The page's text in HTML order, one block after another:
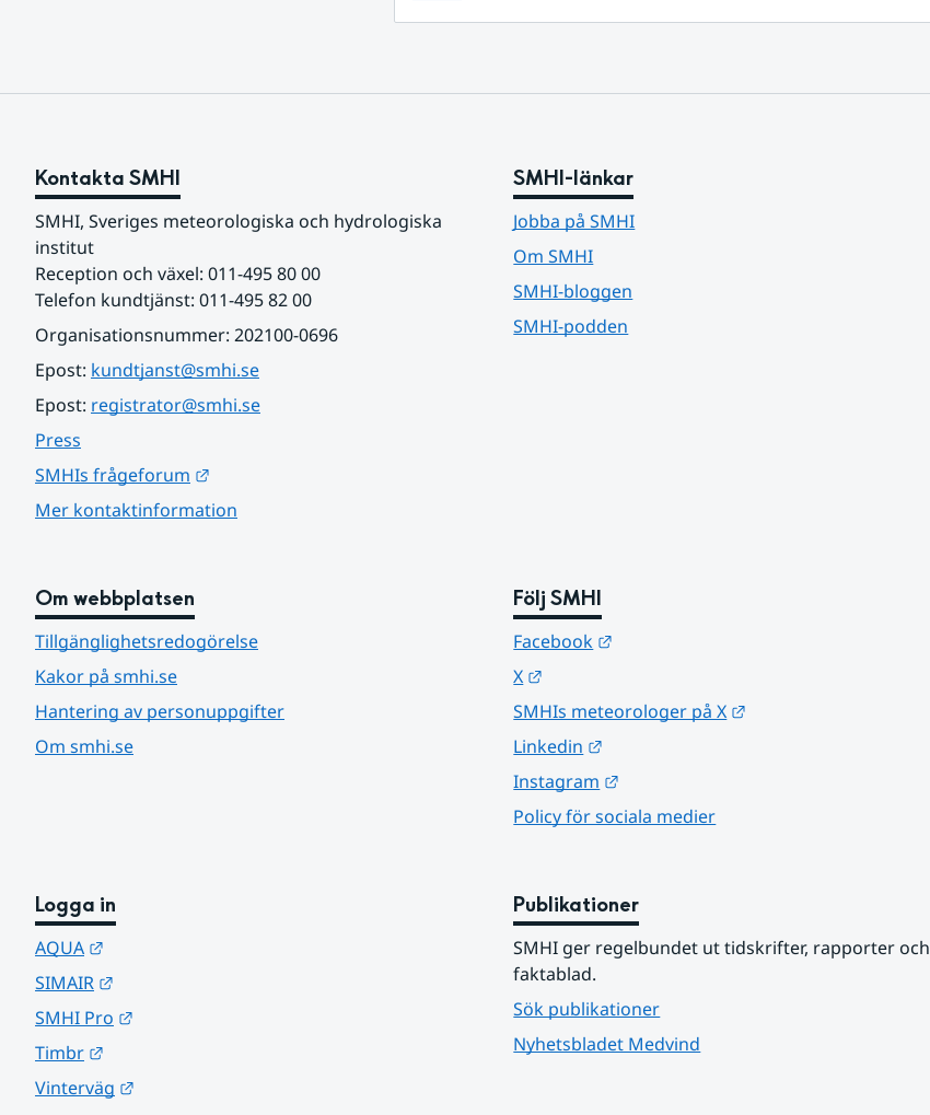
Kontakta SMHI
SMHI, Sveriges meteorologiska och hydrologiska
institut
Reception och växel: 011-495 80 00
Telefon kundtjänst: 011-495 82 00
Organisationsnummer: 202100-0696
Epost: kundtjanst@smhi.se
Epost: registrator@smhi.se
Press
SMHIs frågeforum
Mer kontaktinformation
SMHI-länkar
Jobba på SMHI
Om SMHI
SMHI-bloggen
SMHI-podden
Om webbplatsen
Tillgänglighetsredogörelse
Kakor på smhi.se
Hantering av personuppgifter
Om smhi.se
Följ SMHI
Facebook
X
SMHIs meteorologer på X
Linkedin
Instagram
Policy för sociala medier
Logga in
AQUA
SIMAIR
SMHI Pro
Timbr
Vinterväg
Publikationer
SMHI ger regelbundet ut tidskrifter, rapporter och
faktablad.
Sök publikationer
Nyhetsbladet Medvind